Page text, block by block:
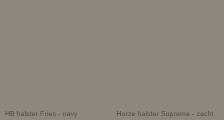
HB halster Fries - navy
Horze halster Supreme - zacht